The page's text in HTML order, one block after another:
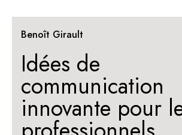
Benoît Girault
Idées de
communication
innovante pour